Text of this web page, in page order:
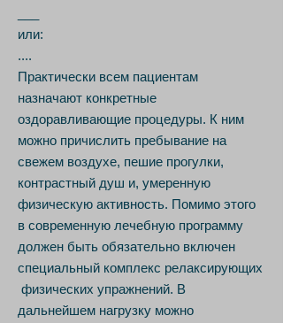
или:
....
Практически всем пациентам
назначают конкретные
оздоравливающие процедуры. К ним
можно причислить пребывание на
свежем воздухе, пешие прогулки,
контрастный душ и, умеренную
физическую активность. Помимо этого
в современную лечебную программу
должен быть обязательно включен
специальный комплекс релаксирующих
физических упражнений. В
дальнейшем нагрузку можно